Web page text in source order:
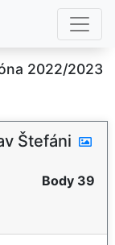
2022/2023
Štefáni
Body 39